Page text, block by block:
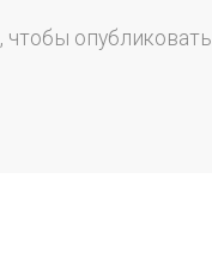
, чтобы опубликовать